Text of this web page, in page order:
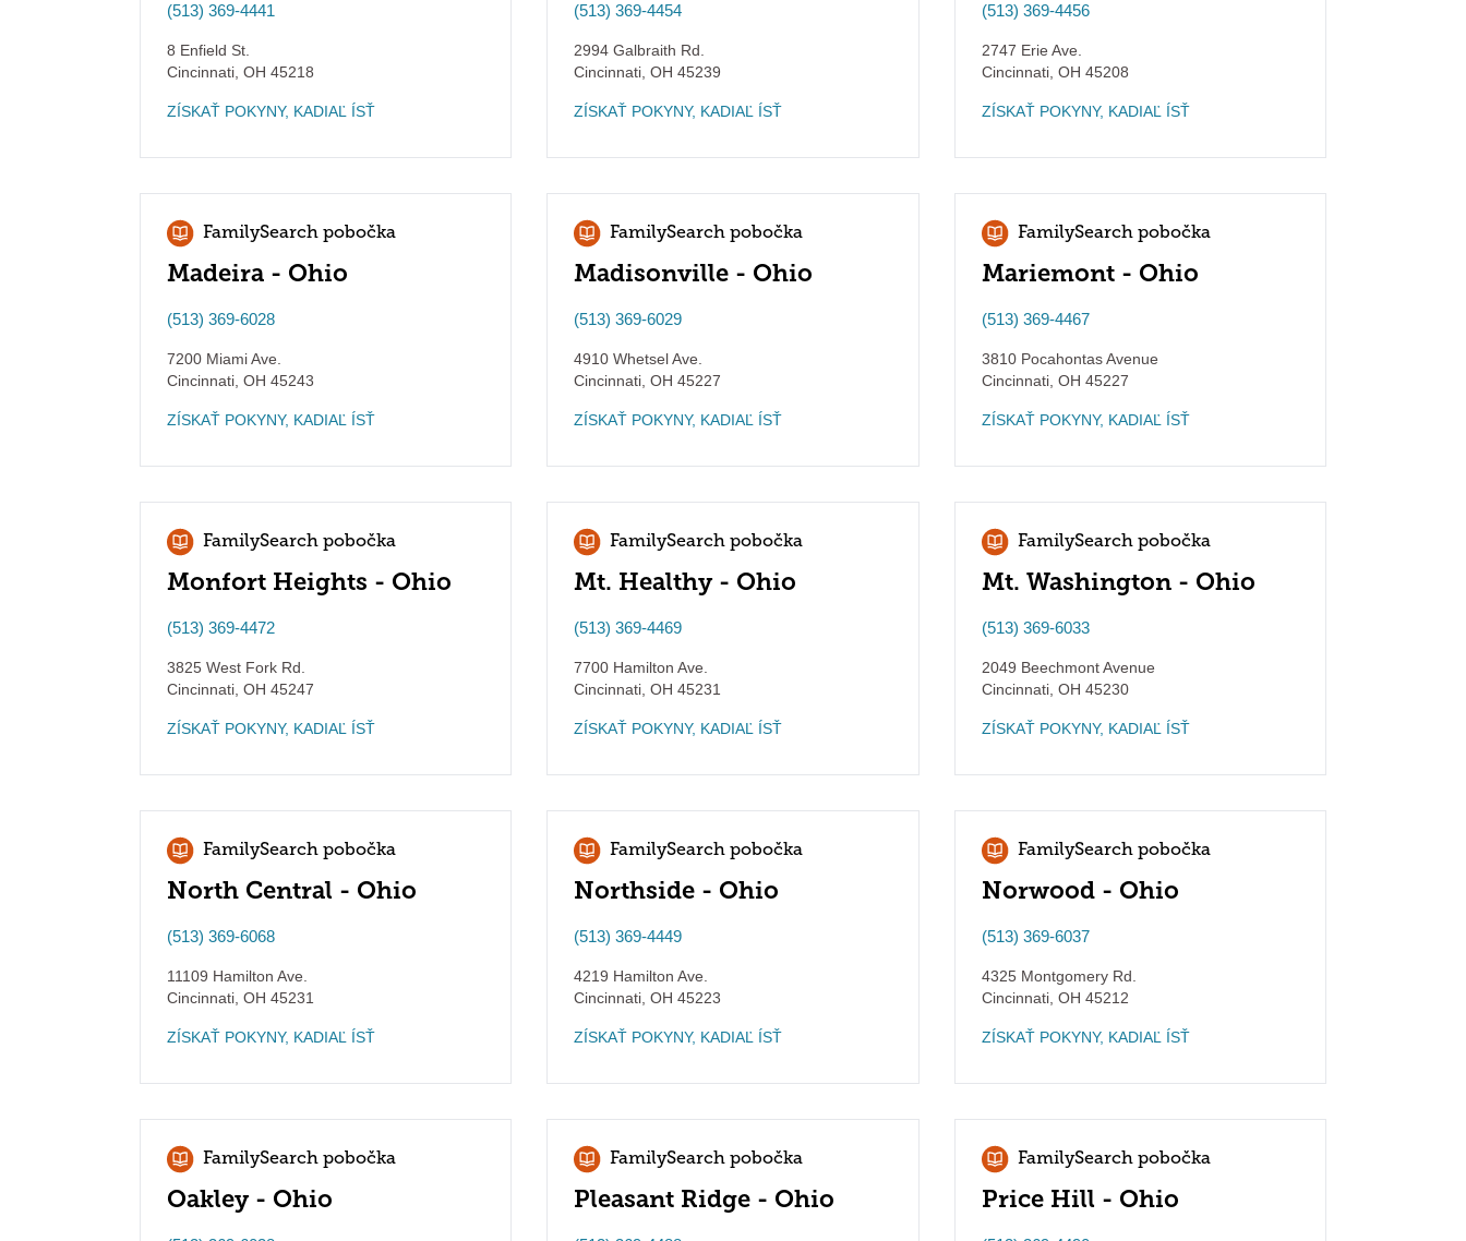
(513) 369-4441
8 Enfield St.
Cincinnati OH 45218
ZÍSKAŤ POKYNY, KADIAĽ ÍSŤ
(513) 369-4454
2994 Galbraith Rd.
Cincinnati OH 45239
ZÍSKAŤ POKYNY, KADIAĽ ÍSŤ
(513) 369-4456
2747 Erie Ave.
Cincinnati, OH 45208
ZÍSKAŤ POKYNY, KADIAĽ ÍSŤ
FamilySearch pobočka
Madeira - Ohio
(513) 369-6028
7200 Miami Ave.
Cincinnati OH 45243
ZÍSKAŤ POKYNY, KADIAĽ ÍSŤ
FamilySearch pobočka
Madisonville - Ohio
(513) 369-6029
4910 Whetsel Ave.
Cincinnati OH 45227
ZÍSKAŤ POKYNY, KADIAĽ ÍSŤ
FamilySearch pobočka
Mariemont - Ohio
(513) 369-4467
3810 Pocahontas Avenue
Cincinnati, OH 45227
ZÍSKAŤ POKYNY, KADIAĽ ÍSŤ
FamilySearch pobočka
Monfort Heights - Ohio
(513) 369-4472
3825 West Fork Rd.
Cincinnati OH 45247
ZÍSKAŤ POKYNY, KADIAĽ ÍSŤ
FamilySearch pobočka
Mt. Healthy - Ohio
(513) 369-4469
7700 Hamilton Ave.
Cincinnati OH 45231
ZÍSKAŤ POKYNY, KADIAĽ ÍSŤ
FamilySearch pobočka
Mt. Washington - Ohio
(513) 369-6033
2049 Beechmont Avenue
Cincinnati, OH 45230
ZÍSKAŤ POKYNY, KADIAĽ ÍSŤ
FamilySearch pobočka
North Central - Ohio
(513) 369-6068
11109 Hamilton Ave.
Cincinnati OH 45231
ZÍSKAŤ POKYNY, KADIAĽ ÍSŤ
FamilySearch pobočka
Northside - Ohio
(513) 369-4449
4219 Hamilton Ave.
Cincinnati OH 45223
ZÍSKAŤ POKYNY, KADIAĽ ÍSŤ
FamilySearch pobočka
Norwood - Ohio
(513) 369-6037
4325 Montgomery Rd.
Cincinnati, OH 45212
ZÍSKAŤ POKYNY, KADIAĽ ÍSŤ
FamilySearch pobočka
Oakley - Ohio
FamilySearch pobočka
Pleasant Ridge - Ohio
FamilySearch pobočka
Price Hill - Ohio